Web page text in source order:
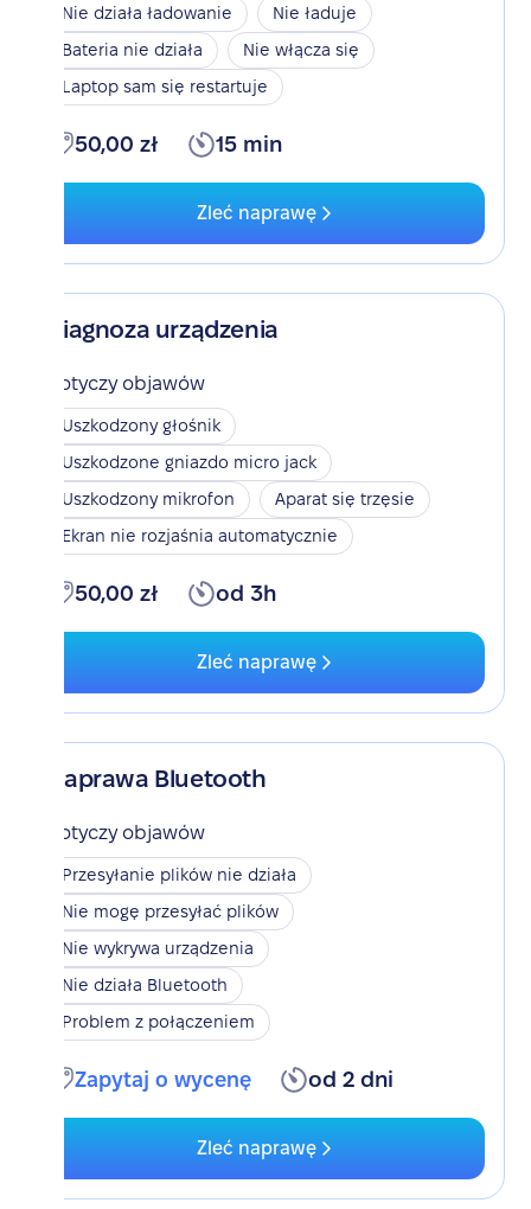
Nie działa ładowanie
Nie ładuje
Bateria nie działa
Nie włącza się
Laptop sam się restartuje
50,00 zł 15 min
Zleć naprawę
Diagnoza urządzenia
Dotyczy objawów
Uszkodzony głośnik
Uszkodzone gniazdo micro jack
Uszkodzony mikrofon
Aparat się trzęsie
Ekran nie rozjaśnia automatycznie
50,00 zł od 3h
Zleć naprawę
Naprawa Bluetooth
Dotyczy objawów
Przesyłanie plików nie działa
Nie mogę przesyłać plików
Nie wykrywa urządzenia
Nie działa Bluetooth
Problem z połączeniem
Zapytaj o wycenę od 2 dni
Zleć naprawę